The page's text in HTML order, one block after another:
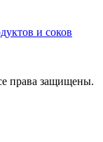
и соков
права защищены.